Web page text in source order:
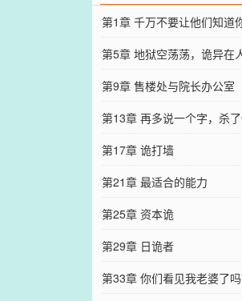
第1章 千万不要让他们知道
第5章 地狱空荡荡，诡异在
第9章 售楼处与院长办公室
第13章 再多说一个字，杀了
第17章 诡打墙
第21章 最适合的能力
第25章 资本诡
第29章 日诡者
第33章 你们看见我老婆了吗